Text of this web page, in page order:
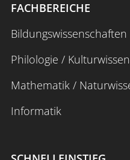
FACHBEREICHE
Bildungswissenschaften
Philologie /
Mathematik /
Informatik